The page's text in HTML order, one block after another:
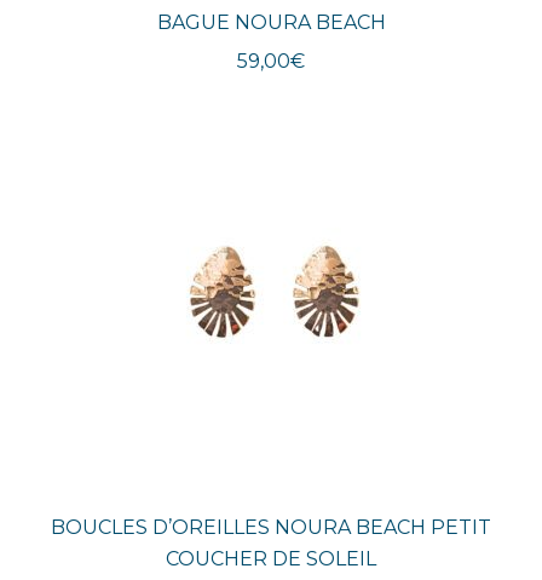
BAGUE NOURA BEACH
59,00€
BOUCLES D’OREILLES NOURA BEACH PETIT
COUCHER DE SOLEIL